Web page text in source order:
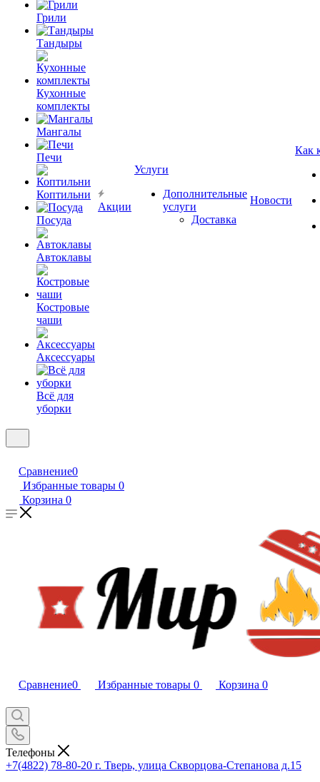
Грили
Тандыры
Кухонные
комплекты
Мангалы
Печи
Коптильни
Посуда
Автоклавы
Костровые
чаши
Аксессуары
Всё для
уборки
Акции
Услуги
Дополнительные
услуги
Доставка
Новости
Как
Сравнение0
Избранные товары 0
Корзина 0
Сравнение0 Избранные товары 0 Корзина 0
Телефоны
+7(4822) 78-80-20 г. Тверь, улица Скворцова-Степанова д.15